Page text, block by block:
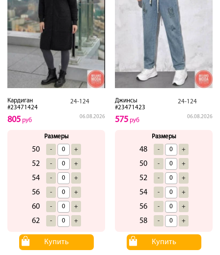
Кардиган
#23471424
24-124
06.08.2026
805 руб
Размеры
50 - +
52 - +
54 - +
56 - +
60 - +
62 - +
Купить
Джинсы
#23471423
24-124
06.08.2026
575 руб
Размеры
48 - +
50 - +
52 - +
54 - +
56 - +
58 - +
Купить